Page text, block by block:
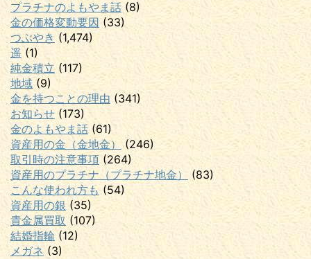
プラチナのよもやま話 (8)
金の価格変動要因 (33)
つぶやき (1,474)
遥 (1)
純金積立 (117)
地域 (9)
金を持つことの理由 (341)
お知らせ (173)
金のよもやま話(61)
資産用の金（金地金） (246)
取引時の注意事項 (264)
資産用のプラチナ（プラチナ地金）
(83)
こんな使われ方も (54)
資産用の銀 (35)
貴金属買取(107)
結婚指輪 (12)
メガネ (3)